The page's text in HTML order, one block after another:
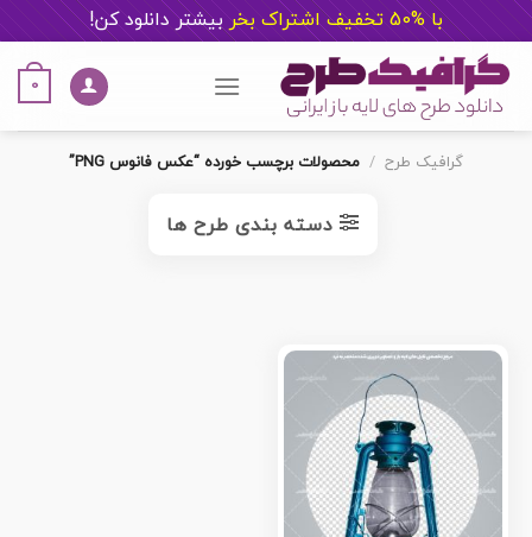
با %50 تخفیف اشتراک بخر بیشتر دانلود کن!
content
0
گرافیک طرح / محصولات برچسب خورده “عکس فانوس PNG”
دسته بندی طرح ها